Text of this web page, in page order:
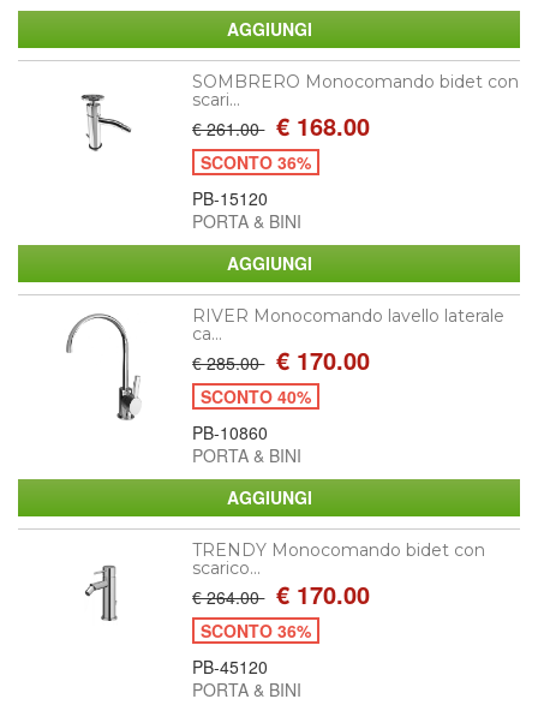
SOMBRERO Monocomando bidet con
scari...
€ 261.00 € 168.00
SCONTO 36%
PB-15120
PORTA & BINI
RIVER Monocomando lavello laterale
ca...
€ 285.00 € 170.00
SCONTO 40%
PB-10860
PORTA & BINI
TRENDY Monocomando bidet con
scarico...
€ 264.00 € 170.00
SCONTO 36%
PB-45120
PORTA & BINI